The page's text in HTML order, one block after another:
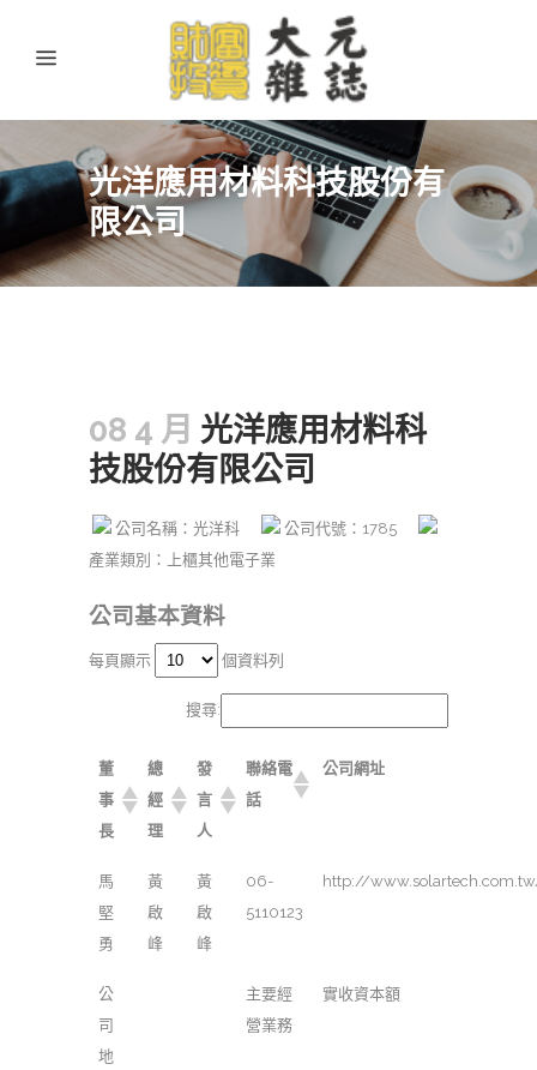
光洋應用材料科技股份有
限公司
08 4 月 光洋應用材料科
技股份有限公司
公司名稱：光洋科
公司代號：1785
產業類別：上櫃其他電子業
公司基本資料
每頁顯示 個資料列
搜尋:
董
事
長
總
經
理
發
言
人
聯絡電
話
公司網址
馬
堅
勇
黃
啟
峰
黃
啟
峰
06-
5110123
http://
公
司
地
主要經
營業務
實收資本額